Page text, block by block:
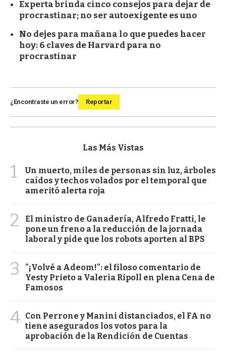
Experta brinda cinco consejos para dejar de
procrastinar; no ser autoexigente es uno
No dejes para mañana lo que puedes hacer
hoy: 6 claves de Harvard para no
procrastinar
¿Encontraste un error? Reportar
Las Más Vistas
1
Un muerto, miles de personas sin luz, árboles
caídos y techos volados por el temporal que
ameritó alerta roja
2
El ministro de Ganadería, Alfredo Fratti, le
pone un freno a la reducción de la jornada
laboral y pide que los robots aporten al BPS
3
"¡Volvé a Adeom!": el filoso comentario de
Yesty Prieto a Valeria Ripoll en plena Cena de
Famosos
4 Con Perrone y Manini distanciados, el FA no
tiene asegurados los votos para la
aprobación de la Rendición de Cuentas